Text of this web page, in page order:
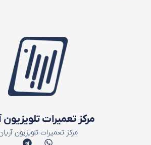
مرکز تعمیرات تلویزیون
مرکز تعمیرات تلویزیون